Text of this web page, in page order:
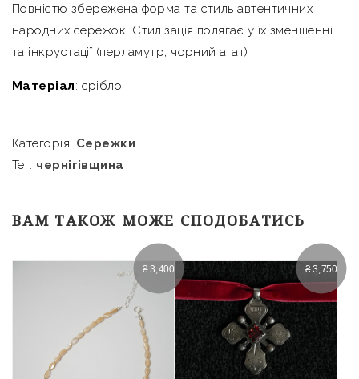
Повністю збережена форма та стиль автентичних
народних сережок. Стилізація полягає у їх зменшенні
та інкрустації (перламутр, чорний агат)
Матеріал: срібло.
Категорія: Сережки
Тег: чернігівщина
ВАМ ТАКОЖ МОЖЕ СПОДОБАТИСЬ
₴ 3,400 ₴3,750